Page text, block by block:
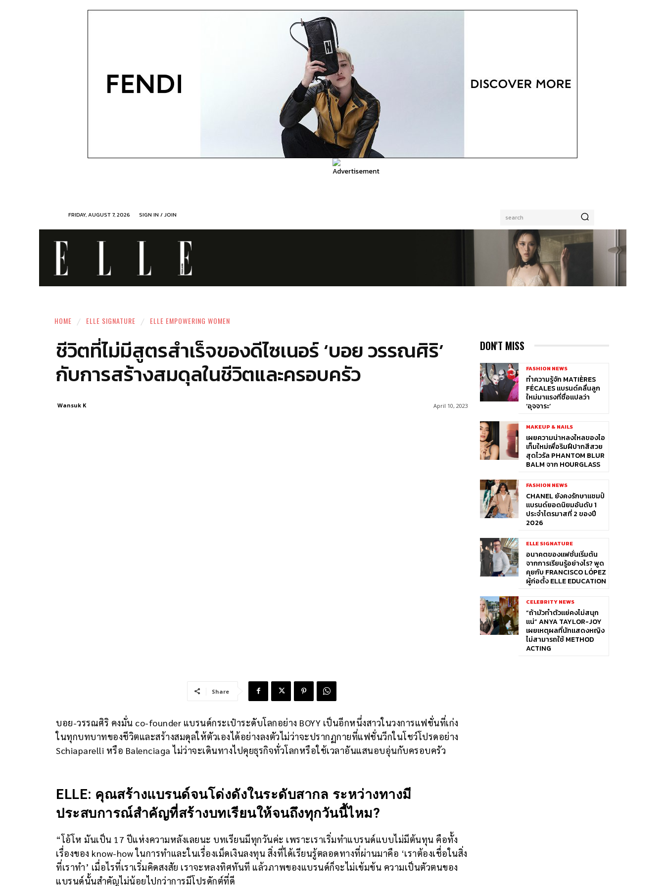
FRIDAY, AUGUST 7, 2026 search
SIGN IN / JOIN
HOME ELLE SIGNATURE ELLE EMPOWERING WOMEN
ชีวิตที่ไม่มีสูตรสำเร็จของดีไซเนอร์ ‘บอย วรรณศิริ’
กับการสร้างสมดุลในชีวิตและครอบครัว
April 10, 2023
Wansuk K
Share
บอย-วรรณศิริ คงมั่น co-founder แบรนด์กระเป๋าระดับโลกอย่าง BOYY เป็นอีกหนึ่งสาวในวงการแฟชั่นที่เก่ง
ในทุกบทบาทของชีวิตและสร้างสมดุลให้ตัวเองได้อย่างลงตัวไม่ว่าจะปรากฏกายที่แฟชั่นวีกในโชว์โปรดอย่าง
Schiaparelli หรือ Balenciaga ไม่ว่าจะเดินทางไปคุยธุรกิจทั่วโลกหรือใช้เวลาอันแสนอบอุ่นกับครอบครัว
ELLE: คุณสร้างแบรนด์จนโด่งดังในระดับสากล ระหว่างทางมี
ประสบการณ์สำคัญที่สร้างบทเรียนให้จนถึงทุกวันนี้ไหม?
“โอ้โห มันเป็น 17 ปีแห่งความหลังเลยนะ บทเรียนมีทุกวันค่ะ เพราะเราเริ่มทำแบรนด์แบบไม่มีต้นทุน คือทั้ง
เรื่องของ know-how ในการทำและในเรื่องเม็ดเงินลงทุน สิ่งที่ได้เรียนรู้ตลอดทางที่ผ่านมาคือ ‘เราต้องเชื่อในสิ่ง
ที่เราทำ’ เมื่อไรที่เราเริ่มคิดสงสัย เราจะหลงทิศทันที แล้วภาพของแบรนด์ก็จะไม่เข้มข้น ความเป็นตัวตนของ
แบรนด์นั้นสำคัญไม่น้อยไปกว่าการมีโปรดักต์ที่ดี
DON'T MISS
FASHION NEWS
ทำความรู้จัก MATIÈRES
FÉCALES แบรนด์คลื่นลูก
ใหม่มาแรงที่ชื่อแปลว่า
‘อุจจาระ’
MAKEUP & NAILS
เผยความน่าหลงใหลของไอ
เท็มใหม่เพื่อริมฝีปากสีสวย
สุดไวรัล PHANTOM BLUR
BALM จาก HOURGLASS
FASHION NEWS
CHANEL ยังคงรักษาแชมป์
แบรนด์ยอดนิยมอันดับ 1
ประจำไตรมาสที่ 2 ของปี
2026
ELLE SIGNATURE
อนาคตของแฟชั่นเริ่มต้น
จากการเรียนรู้อย่างไร? พูด
คุยกับ FRANCISCO LÓPEZ
ผู้ก่อตั้ง ELLE EDUCATION
CELEBRITY NEWS
“ถ้ามัวทำตัวแย่คงไม่สนุก
แน่” ANYA TAYLOR-JOY
เผยเหตุผลที่นักแสดงหญิง
ไม่สามารถใช้ METHOD
ACTING